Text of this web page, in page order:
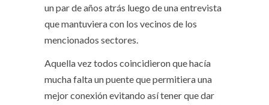
un par de años atrás luego de una entrevista
que mantuviera con los vecinos de los
mencionados sectores.
Aquella vez todos coincidieron que hacía
mucha falta un puente que permitiera una
mejor conexión evitando así tener que dar